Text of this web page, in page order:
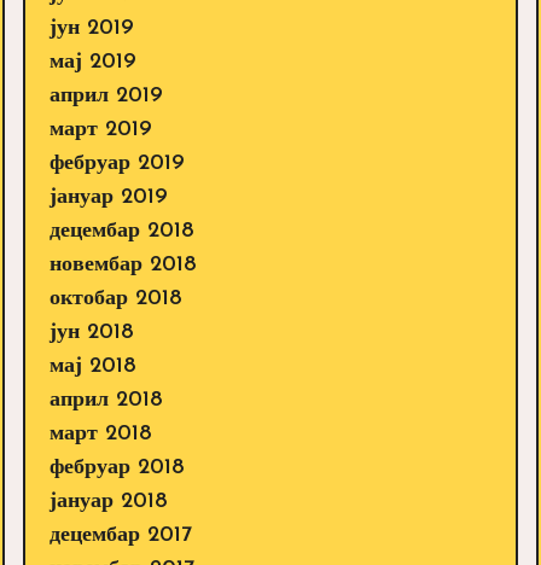
јун 2019
мај 2019
април 2019
март 2019
фебруар 2019
јануар 2019
децембар 2018
новембар 2018
октобар 2018
јун 2018
мај 2018
април 2018
март 2018
фебруар 2018
јануар 2018
децембар 2017